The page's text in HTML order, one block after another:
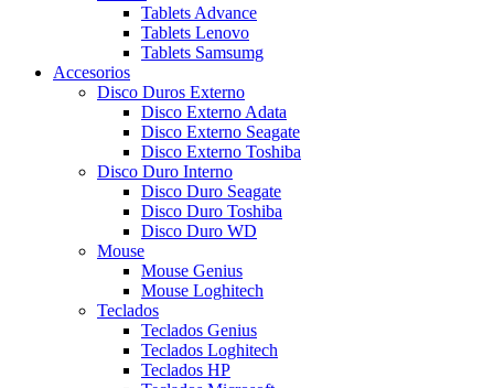
Tablets Advance
Tablets Lenovo
Tablets Samsumg
Accesorios
Disco Duros Externo
Disco Externo Adata
Disco Externo Seagate
Disco Externo Toshiba
Disco Duro Interno
Disco Duro Seagate
Disco Duro Toshiba
Disco Duro WD
Mouse
Mouse Genius
Mouse Loghitech
Teclados
Teclados Genius
Teclados Loghitech
Teclados HP